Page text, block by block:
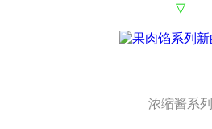
▽
浓缩酱系列